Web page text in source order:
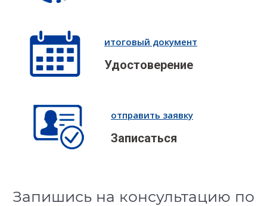
итоговый документ
Удостоверение
отправить заявку
Записаться
Запишись на консультацию по